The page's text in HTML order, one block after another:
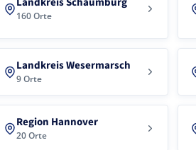
160 Orte
Landkreis Wesermarsch
9 Orte
Region Hannover
20 Orte